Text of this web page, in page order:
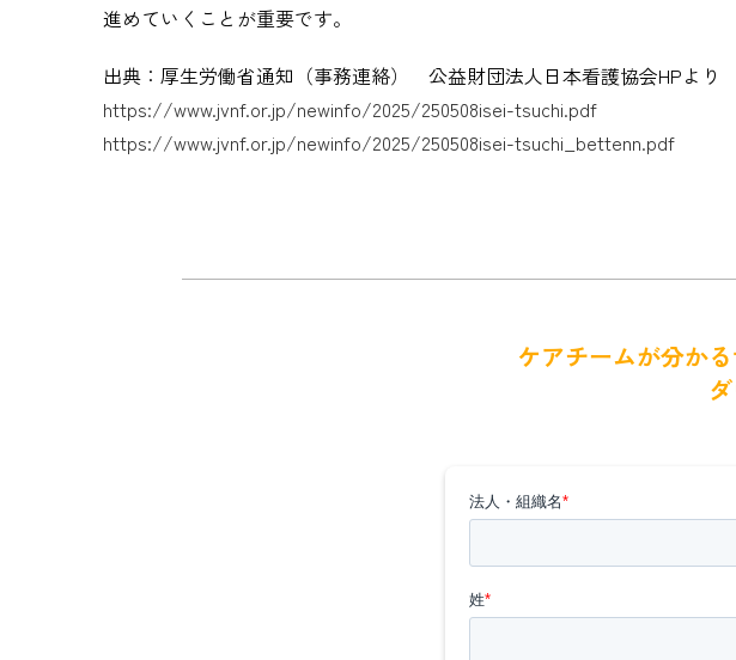
進めていくことが重要です。
出典：厚生労働省通知（事務連絡） 公益財団法人日本看護協会HPより
https://www.jvnf.or.jp/newinfo/2025/250508isei-tsuchi.pdf
https://www.jvnf.or.jp/newinfo/2025/250508isei-tsuchi_bettenn.pdf
ケアチームが分か